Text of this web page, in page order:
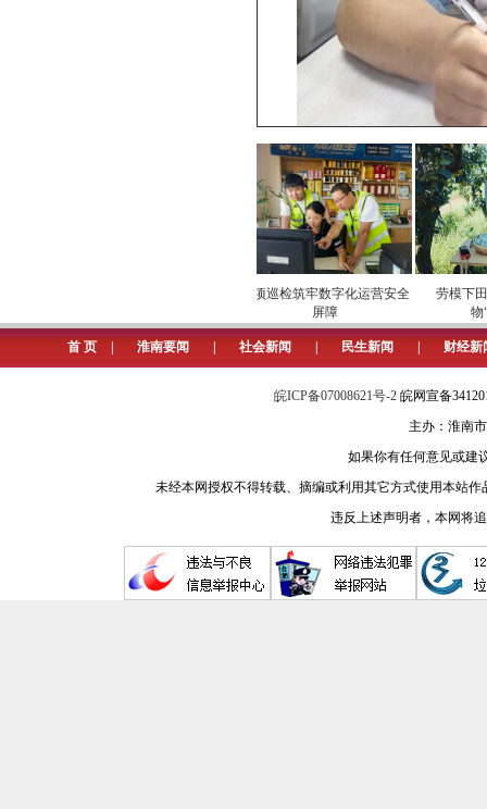
（记者 李严）近日，淮南市红
区赶往市区，为广西柳州市柳南区地
张义敏、刘玉香是潘集区红十字
气球、低保补助维持生活，收入十分
来，他们坚持参与红十字志愿服务，
多年来，夫妻俩多次拿出省吃
这份善意也一路伴随他们的行
驻足观望，却无人上前施救，夫妻俩
赢得现场民警和群众交口称赞。获救
结束探亲回到淮南的第二天，夫
别嫌弃。”刘玉香腼腆地说道。工作
专项巡检筑牢数字化运营安全
屏障
劳模下田
物“
首 页 淮南要闻 社会新闻 民生新闻 财经新
皖ICP备07008621号-2 皖网宣备
主办：淮南
如果你有任何意见或建
未经本网授权不得转载、摘编或利用其它方式使用本站
违反上述声明者，本网将